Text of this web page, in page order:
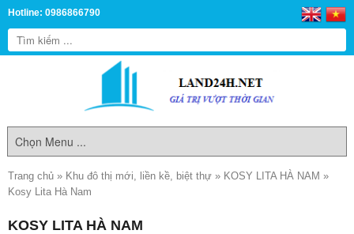
Hotline: 0986866790
Trang chủ » Khu đô thị mới, liền kề, biệt thự » KOSY LITA HÀ NAM »
Kosy Lita Hà Nam
KOSY LITA HÀ NAM